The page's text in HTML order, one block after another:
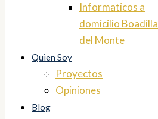
Informaticos a
domicilio Boadilla
del Monte
Quien Soy
Proyectos
Opiniones
Blog